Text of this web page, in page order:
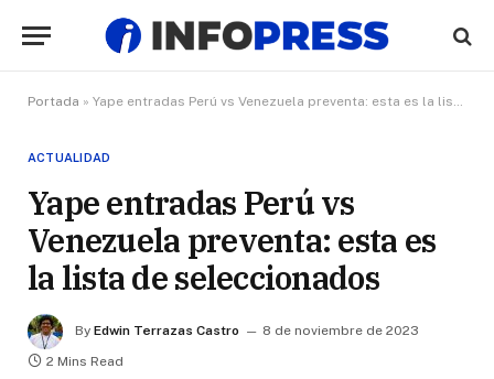
Portada » Yape entradas Perú vs Venezuela preventa: esta es la lista de seleccionados
ACTUALIDAD
Yape entradas Perú vs
Venezuela preventa: esta es
la lista de seleccionados
By Edwin Terrazas Castro
8 de noviembre de 2023
2 Mins Read